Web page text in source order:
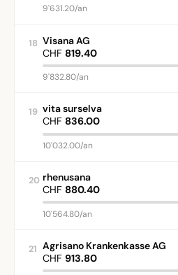
9'631.20/an
18 Visana AG
CHF 819.40
9'832.80/an
19 vita surselva
CHF 836.00
10'032.00/an
20 rhenusana
CHF 880.40
10'564.80/an
21 Agrisano Krankenkasse AG
CHF 913.80